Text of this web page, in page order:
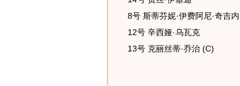
8号 斯蒂芬妮·伊费阿尼·奇吉内
12号 辛西娅·乌瓦克
13号 克丽丝蒂·乔治 (C)